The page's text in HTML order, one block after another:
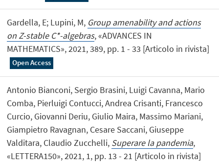
Gardella, E; Lupini, M, Group amenability and actions
on Z-stable C*-algebras, «ADVANCES IN
MATHEMATICS», 2021, 389, pp. 1 - 33 [Articolo in rivista]
Open Access
Antonio Bianconi, Sergio Brasini, Luigi Cavanna, Mario
Comba, Pierluigi Contucci, Andrea Crisanti, Francesco
Curcio, Giovanni Deriu, Giulio Maira, Massimo Mariani,
Giampietro Ravagnan, Cesare Saccani, Giuseppe
Valditara, Claudio Zucchelli, Superare la pandemia,
«LETTERA150», 2021, 1, pp. 13 - 21 [Articolo in rivista]